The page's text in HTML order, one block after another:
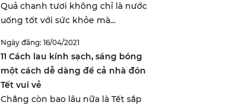
Quả chanh tươi không chỉ là nước
uống tốt với sức khỏe mà...
Ngày đăng: 16/04/2021
11 Cách lau kính sạch, sáng bóng
một cách dễ dàng để cả nhà đón
Tết vui vẻ
Chẳng còn bao lâu nữa là Tết sắp